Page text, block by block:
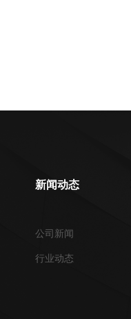
新闻动态
公司新闻
行业动态